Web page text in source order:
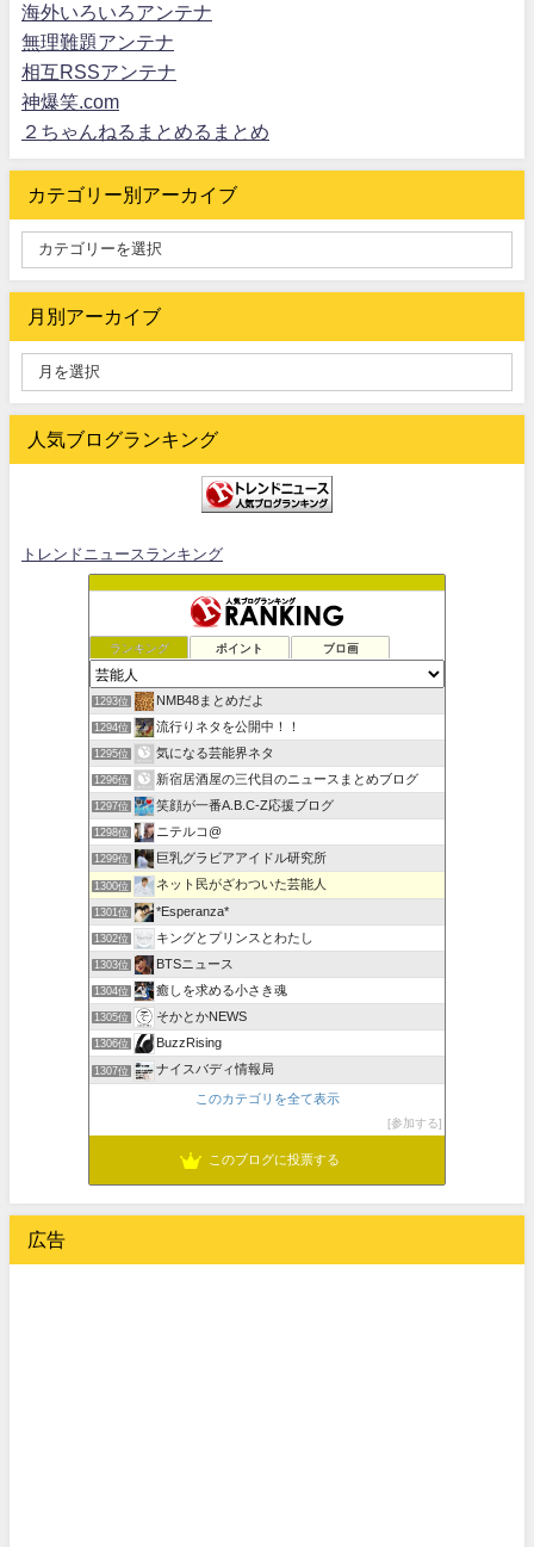
海外いろいろアンテナ
無理難題アンテナ
相互RSSアンテナ
神爆笑.com
２ちゃんねるまとめるまとめ
カテゴリー別アーカイブ
月別アーカイブ
人気ブログランキング
トレンドニュースランキング
ランキング ポイント ブロ画
1293位 NMB48まとめだよ
1294位 流行りネタを公開中！！
1295位 気になる芸能界ネタ
1296位 新宿居酒屋の三代目のニュースまとめブログ
1297位 笑顔が一番A.B.C-Z応援ブログ
1298位 ニテルコ@
1299位 巨乳グラビアアイドル研究所
1300位 ネット民がざわついた芸能人
1301位 *Esperanza*
1302位 キングとプリンスとわたし
1303位 BTSニュース
1304位 癒しを求める小さき魂
1305位 そかとかNEWS
1306位 BuzzRising
1307位 ナイスバディ情報局
このカテゴリを全て表示
参加する
このブログに投票する
広告